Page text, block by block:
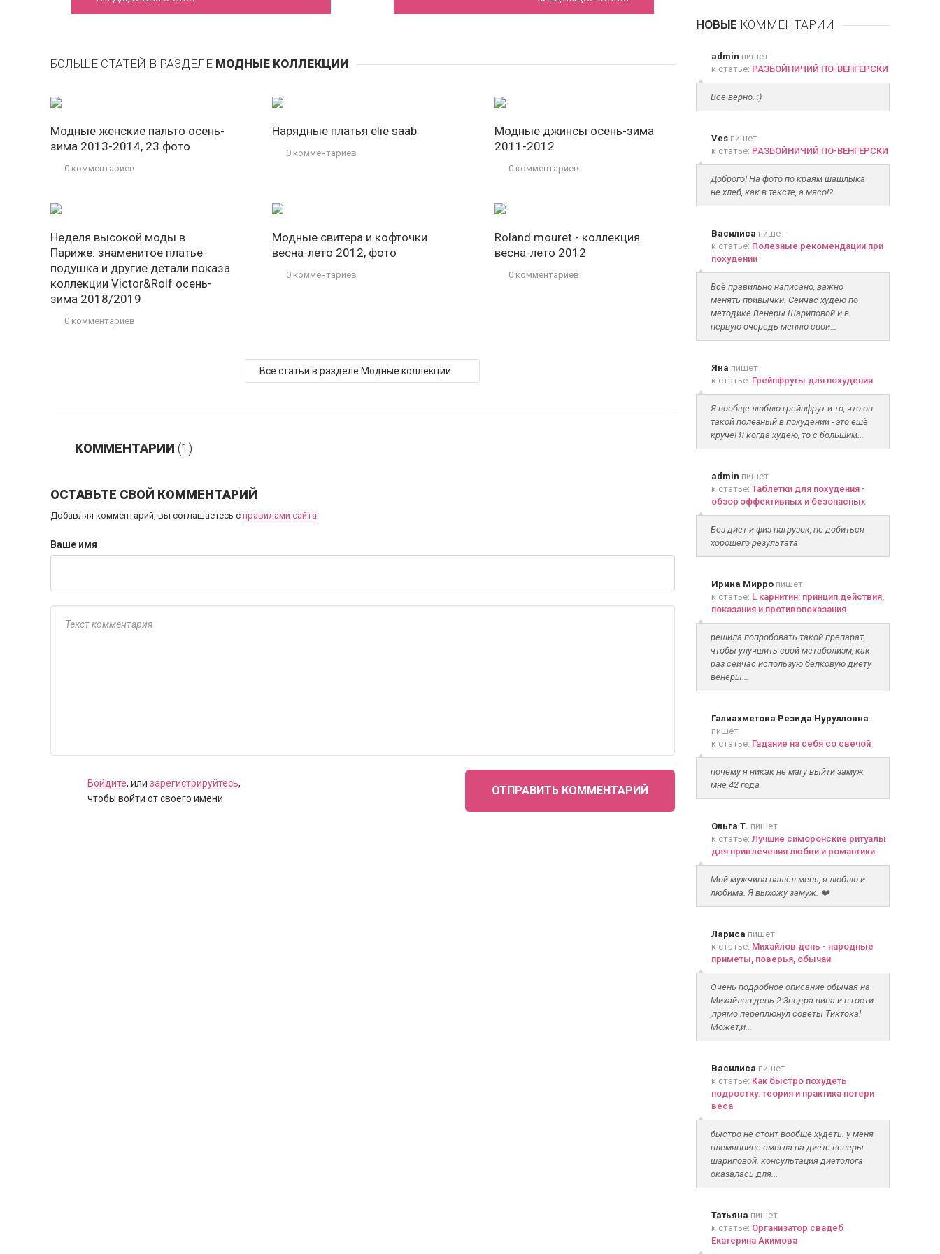
БОЛЬШЕ СТАТЕЙ В РАЗДЕЛЕ МОДНЫЕ КОЛЛЕКЦИИ
Модные женские пальто осень-
зима 2013-2014, 23 фото
0 комментариев
Нарядные платья elie saab
0 комментариев
Модные джинсы осень-зима
2011-2012
0 комментариев
Неделя высокой моды в
Париже: знаменитое платье-
подушка и другие детали показа
коллекции Victor&Rolf осень-
зима 2018/2019
0 комментариев
Модные свитера и кофточки
весна-лето 2012, фото
0 комментариев
Roland mouret - коллекция
весна-лето 2012
0 комментариев
Все статьи в разделе Модные коллекции
КОММЕНТАРИИ (1)
ОСТАВЬТЕ СВОЙ КОММЕНТАРИЙ
Добавляя комментарий, вы соглашаетесь с правилами сайта
Ваше имя
Войдите, или зарегистрируйтесь,
чтобы войти от своего имени
ОТПРАВИТЬ КОММЕНТАРИЙ
НОВЫЕ КОММЕНТАРИИ
admin пишет
к статье: РАЗБОЙНИЧИЙ ПО-ВЕНГЕРСКИ
Все верно. :)
Vesпишет
к статье: РАЗБОЙНИЧИЙ ПО-ВЕНГЕРСКИ
Доброго! На фото по краям шашлыка
не хлеб, как в тексте, а мясо!?
Василиса пишет
к статье: Полезные рекомендации при
похудении
Всё правильно написано, важно
менять привычки. Сейчас худею по
методике Венеры Шариповой и в
первую очередь меняю свои...
Яна пишет
к статье: Грейпфруты для похудения
Я вообще люблю грейпфрут и то, что он
такой полезный в похудении - это ещё
круче! Я когда худею, то с большим...
admin пишет
к статье: Таблетки для похудения -
обзор эффективных и безопасных
Без диет и физ нагрузок, не добиться
хорошего результата
Ирина Мирропишет
к статье: L карнитин: принцип действия,
показания и противопоказания
решила попробовать такой препарат,
чтобы улучшить свой метаболизм, как
раз сейчас использую белковую диету
венеры...
Галиахметова Резида Нурулловна
пишет
к статье: Гадание на себя со свечой
почему я никак не магу выйти замуж
мне 42 года
Ольга Т. пишет
к статье: Лучшие симоронские ритуалы
для привлечения любви и романтики
Мой мужчина нашёл меня, я люблю и
любима. Я выхожу замуж. ❤️
Лариса пишет
к статье: Михайлов день - народные
приметы, поверья, обычаи
Очень подробное описание обычая на
Михайлов день.2-3ведра вина и в гости
,прямо переплюнул советы Тиктока!
Может,и...
Василиса пишет
к статье: Как быстро похудеть
подростку: теория и практика потери
веса
быстро не стоит вообще худеть. у меня
племяннице смогла на диете венеры
шариповой. консультация диетолога
оказалась для...
Татьяна пишет
к статье: Организатор свадеб
Екатерина Акимова